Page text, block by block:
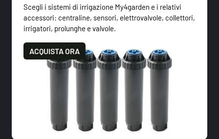
Scegli i sistemi di irrigazione My4garden e i relativi
accessori: centraline, sensori, elettrovalvole, collettori,
irrigatori, prolunghe e valvole.
ACQUISTA ORA